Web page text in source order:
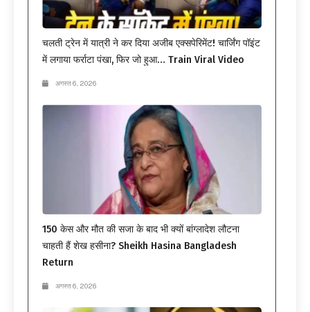
चलती ट्रेन में यात्री ने कर दिया अजीब एक्सपेरिमेंट! चार्जिंग पॉइंट
में लगाया फर्राटा पंखा, फिर जो हुआ… Train Viral Video
अगस्त 6, 2026
150 केस और मौत की सजा के बाद भी क्यों बांग्लादेश लौटना
चाहती हैं शेख हसीना? Sheikh Hasina Bangladesh
Return
अगस्त 6, 2026